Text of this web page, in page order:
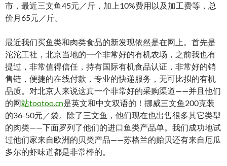
市，最近三文鱼45元／斤，加上10%费用以及加工费等，总
价月65元／斤。
最近我们买鱼类和肉类食品的新发现依然是在网上。首先是
沱沱工社，北京当地的一个非常好的有机农场，之前我也有
提过，非常值得信任，持有国际有机食品认证，非常好的销
售链，便捷的在线付款，专业的快递服务，无可比拟的有机
品质。对北京人来说这真一个非常好的采购渠道——并且他们
的网站tootoo.cn是英文和中文双语的！挪威三文鱼200克装
的36-50元／袋。除了三文鱼，他们现在也出售很多其它类型
的肉类——下面罗列了他们的进口鱼类产品单。我们成功地试
过他们家来自欧洲的贝类产品——苏格兰的贻贝还有来自厄瓜
多尔的虾味道都是非常棒的。